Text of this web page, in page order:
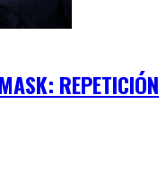
REPETICIÓN